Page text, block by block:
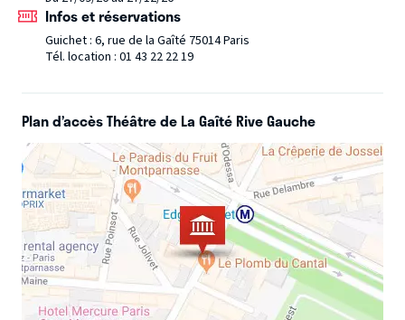
de lutte, et d’espoir partagé.
Infos et réservations
Guichet : 6, rue de la Gaîté 75014 Paris
Tél. location : 01 43 22 22 19
Plan d’accès Théâtre de La Gaîté Rive Gauche